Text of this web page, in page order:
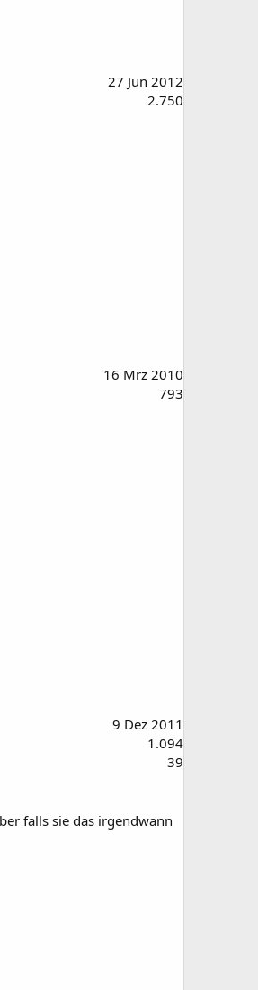
27 Jun 2012
2.750
16 Mrz 2010
793
9 Dez 2011
1.094
39
falls sie das irgendwann